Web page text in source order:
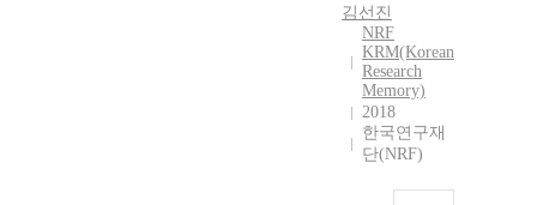
김선진
NRF
KRM(Korean
Research
Memory)
2018
한국연구재
단(NRF)